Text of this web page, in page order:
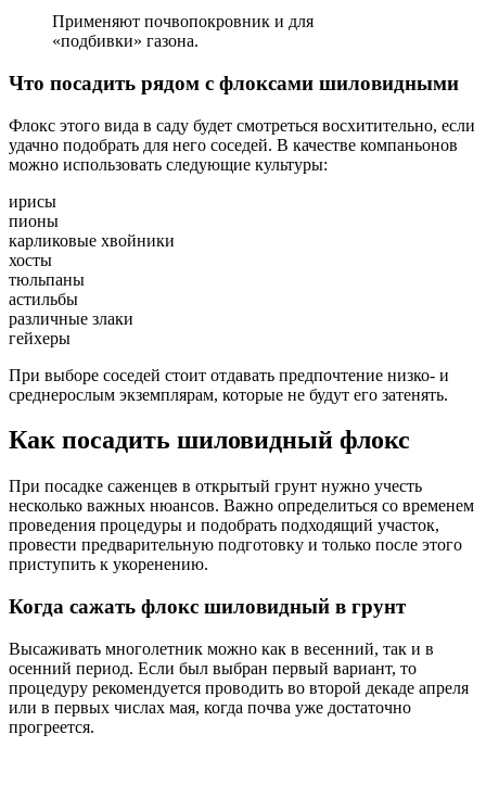
Применяют почвопокровник и для
«подбивки» газона.
Что посадить рядом с флоксами шиловидными
Флокс этого вида в саду будет смотреться восхитительно, если
удачно подобрать для него соседей. В качестве компаньонов
можно использовать следующие культуры:
ирисы
пионы
карликовые хвойники
хосты
тюльпаны
астильбы
различные злаки
гейхеры
При выборе соседей стоит отдавать предпочтение низко- и
среднерослым экземплярам, которые не будут его затенять.
Как посадить шиловидный флокс
При посадке саженцев в открытый грунт нужно учесть
несколько важных нюансов. Важно определиться со временем
проведения процедуры и подобрать подходящий участок,
провести предварительную подготовку и только после этого
приступить к укоренению.
Когда сажать флокс шиловидный в грунт
Высаживать многолетник можно как в весенний, так и в
осенний период. Если был выбран первый вариант, то
процедуру рекомендуется проводить во второй декаде апреля
или в первых числах мая, когда почва уже достаточно
прогреется.